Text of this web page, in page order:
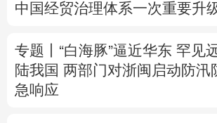
中国经贸治理体系一次重要升
专题丨 “白海豚”逼近华东 罕见
陆我国 两部门对浙闽启动防汛
急响应